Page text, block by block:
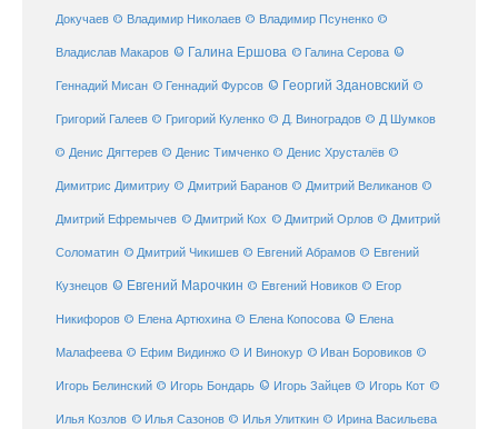
Докучаев © Владимир Николаев © Владимир Псуненко ©
Владислав Макаров © Галина Ершова © Галина Серова ©
Геннадий Мисан © Геннадий Фурсов © Георгий Здановский ©
Григорий Галеев © Григорий Куленко © Д. Виноградов © Д Шумков
© Денис Дягтерев © Денис Тимченко © Денис Хрусталёв ©
Димитрис Димитриу © Дмитрий Баранов © Дмитрий Великанов ©
Дмитрий Ефремычев © Дмитрий Кох © Дмитрий Орлов © Дмитрий
Соломатин © Дмитрий Чикишев © Евгений Абрамов © Евгений
Кузнецов © Евгений Марочкин © Евгений Новиков © Егор
Никифоров © Елена Артюхина © Елена Копосова © Елена
Малафеева © Ефим Видинжо © И Винокур © Иван Боровиков ©
Игорь Белинский © Игорь Бондарь © Игорь Зайцев © Игорь Кот ©
Илья Козлов © Илья Сазонов © Илья Улиткин © Ирина Васильева